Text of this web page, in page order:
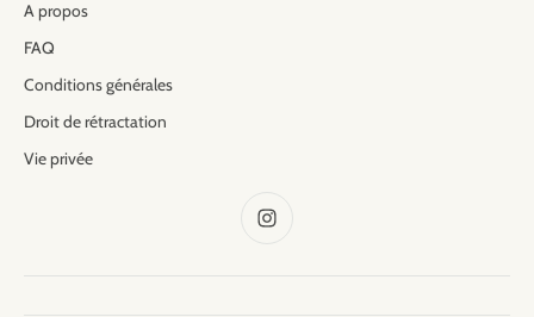
A propos
FAQ
Conditions générales
Droit de rétractation
Vie privée